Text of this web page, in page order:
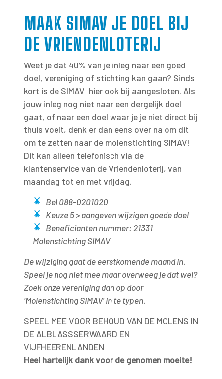
MAAK SIMAV JE DOEL BIJ
DE VRIENDENLOTERIJ
Weet je dat 40% van je inleg naar een goed
doel, vereniging of stichting kan gaan? Sinds
kort is de SIMAV hier ook bij aangesloten. Als
jouw inleg nog niet naar een dergelijk doel
gaat, of naar een doel waar je je niet direct bij
thuis voelt, denk er dan eens over na om dit
om te zetten naar de molenstichting SIMAV!
Dit kan alleen telefonisch via de
klantenservice van de Vriendenloterij, van
maandag tot en met vrijdag.
Bel 088-0201020
Keuze 5 > aangeven wijzigen goede doel
Beneficianten nummer: 21331
Molenstichting SIMAV
De wijziging gaat de eerstkomende maand in.
Speel je nog niet mee maar overweeg je dat wel?
Zoek onze vereniging dan op door
‘Molenstichting SIMAV’ in te typen.
SPEEL MEE VOOR BEHOUD VAN DE MOLENS IN
DE ALBLASSSERWAARD EN
VIJFHEERENLANDEN
Heel hartelijk dank voor de genomen moeite!